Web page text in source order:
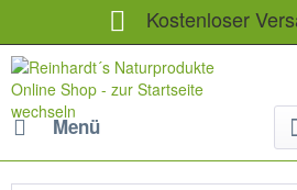
Kostenloser
Menü